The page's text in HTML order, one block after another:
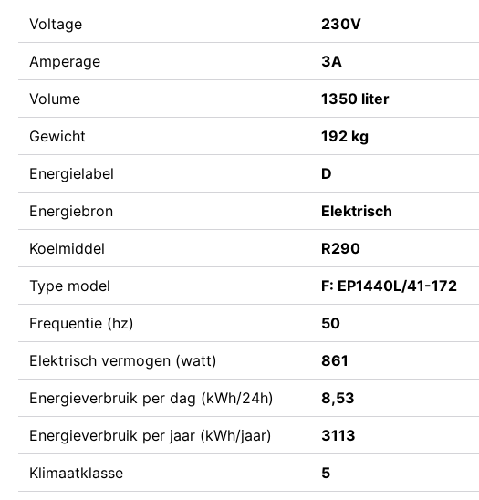
Voltage 230V
Amperage 3A
Volume 1350 liter
Gewicht 192 kg
Energielabel D
Energiebron Elektrisch
Koelmiddel R290
Type model F: EP1440L/41-172
Frequentie (hz) 50
Elektrisch vermogen (watt) 861
Energieverbruik per dag (kWh/24h) 8,53
Energieverbruik per jaar (kWh/jaar) 3113
Klimaatklasse 5